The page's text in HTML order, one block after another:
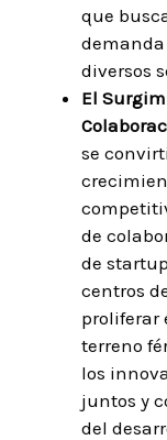
que
diversos
El
se
de
de
centros
proliferar
terreno
los
juntos y
del